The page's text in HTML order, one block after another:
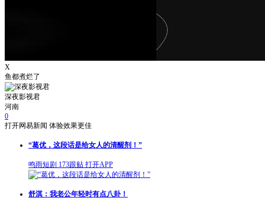
X
鱼都煮烂了
深夜影视君
河南
0
打开网易新闻 体验效果更佳
“葛优，这段话是给女人的清醒剂！”
鸣雨短剧 173跟贴 打开APP
舒淇：我老公年轻时有点八卦！